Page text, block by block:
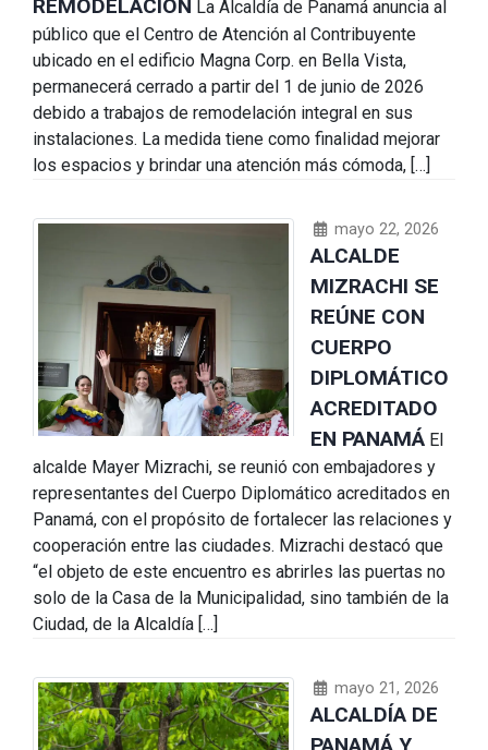
REMODELACIÓN La Alcaldía de Panamá anuncia al
público que el Centro de Atención al Contribuyente
ubicado en el edificio Magna Corp. en Bella Vista,
permanecerá cerrado a partir del 1 de junio de 2026
debido a trabajos de remodelación integral en sus
instalaciones. La medida tiene como finalidad mejorar
los espacios y brindar una atención más cómoda, […]
mayo 22, 2026
ALCALDE
MIZRACHI SE
REÚNE CON
CUERPO
DIPLOMÁTICO
ACREDITADO
EN PANAMÁ El
alcalde Mayer Mizrachi, se reunió con embajadores y
representantes del Cuerpo Diplomático acreditados en
Panamá, con el propósito de fortalecer las relaciones y
cooperación entre las ciudades. Mizrachi destacó que
“el objeto de este encuentro es abrirles las puertas no
solo de la Casa de la Municipalidad, sino también de la
Ciudad, de la Alcaldía […]
mayo 21, 2026
ALCALDÍA DE